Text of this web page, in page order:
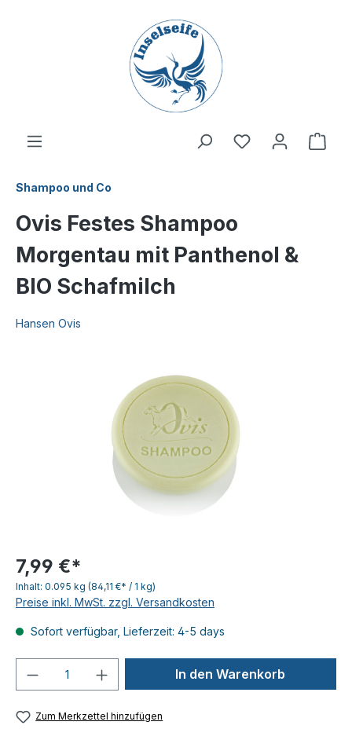
Shampoo und Co
Ovis Festes Shampoo
Morgentau mit Panthenol &
BIO Schafmilch
Hansen Ovis
7,99 €*
Inhalt: 0.095 kg (84,11 €* / 1 kg)
Preise inkl. MwSt. zzgl. Versandkosten
Sofort verfügbar, Lieferzeit: 4-5 days
Produkt Anzahl: Gib denIn den Warenkorb
Zum Merkzettel hinzufügen